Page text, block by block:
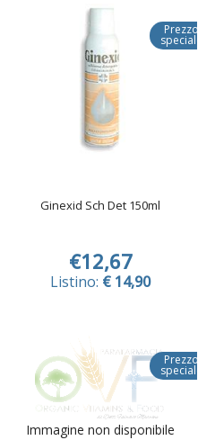
Prezzo
speciale
Ginexid Sch Det 150ml
€12,67
Listino: € 14,90
Immagine non disponibile
Prezzo
speciale